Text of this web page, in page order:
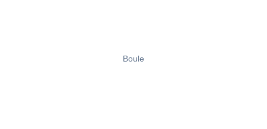
Boule